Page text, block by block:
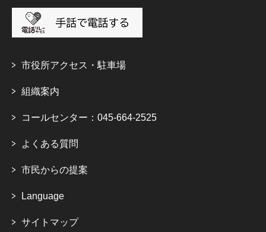
市役所アクセス・駐車場
組織案内
コールセンター：045-664-2525
よくある質問
市民からの提案
Language
サイトマップ